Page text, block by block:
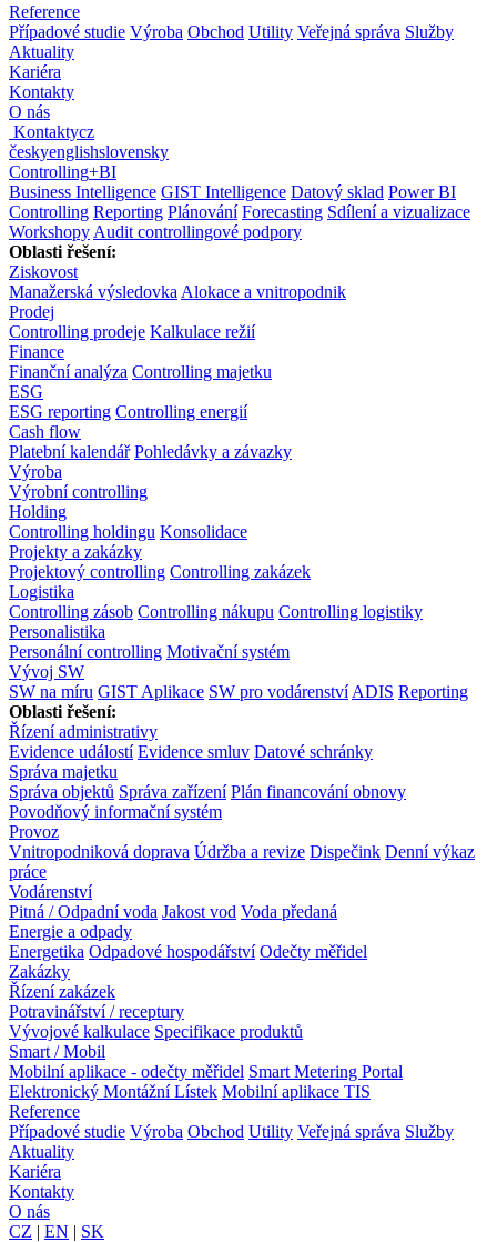
Reference
Případové studie Výroba Obchod Utility Veřejná správa Služby
Aktuality
Kariéra
Kontakty
O nás
Kontaktycz
českyenglishslovensky
Controlling+BI
Business Intelligence GIST Intelligence Datový sklad Power BI
Controlling Reporting Plánování Forecasting Sdílení a vizualizace
Workshopy Audit controllingové podpory
Oblasti řešení:
Ziskovost
Manažerská výsledovka Alokace a vnitropodnik
Prodej
Controlling prodeje Kalkulace režií
Finance
Finanční analýza Controlling majetku
ESG
ESG reporting Controlling energií
Cash flow
Platební kalendář Pohledávky a závazky
Výroba
Výrobní controlling
Holding
Controlling holdingu Konsolidace
Projekty a zakázky
Projektový controlling Controlling zakázek
Logistika
Controlling zásob Controlling nákupu Controlling logistiky
Personalistika
Personální controlling Motivační systém
Vývoj SW
SW na míru GIST Aplikace SW pro vodárenství ADIS Reporting
Oblasti řešení:
Řízení administrativy
Evidence událostí Evidence smluv Datové schránky
Správa majetku
Správa objektů Správa zařízení Plán financování obnovy
Povodňový informační systém
Provoz
Vnitropodniková doprava Údržba a revize Dispečink Denní výkaz
práce
Vodárenství
Pitná / Odpadní voda Jakost vod Voda předaná
Energie a odpady
Energetika Odpadové hospodářství Odečty měřidel
Zakázky
Řízení zakázek
Potravinářství / receptury
Vývojové kalkulace Specifikace produktů
Smart / Mobil
Mobilní aplikace - odečty měřidel Smart Metering Portal
Elektronický Montážní Lístek Mobilní aplikace TIS
Reference
Případové studie Výroba Obchod Utility Veřejná správa Služby
Aktuality
Kariéra
Kontakty
O nás
CZ | EN | SK